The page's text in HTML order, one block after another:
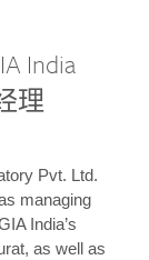
India
理
Pvt. Ltd.
managing
India’s
as well as